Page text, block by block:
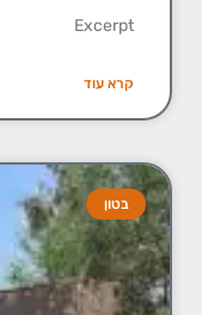
Excerpt
קרא עוד
בטון